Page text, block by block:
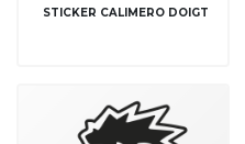
STICKER CALIMERO DOIGT